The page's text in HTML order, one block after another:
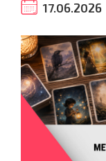
17.06.2026